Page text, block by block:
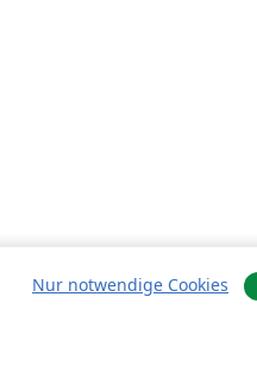
Nur notwendige Cookies